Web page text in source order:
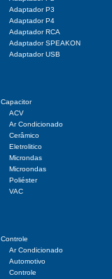
Adaptador P3
Adaptador P4
Adaptador RCA
Adaptador SPEAKON
Adaptador USB
Capacitor
ACV
Ar Condicionado
Cerâmico
Eletrolitico
Microndas
Microondas
Poliéster
VAC
Controle
Ar Condicionado
Automotivo
Controle